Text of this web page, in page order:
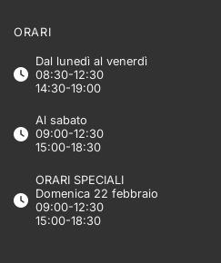
ORARI
Dal lunedì al venerdì
08:30-12:30
14:30-19:00
Al sabato
09:00-12:30
15:00-18:30
ORARI SPECIALI
Domenica 22 febbraio
09:00-12:30
15:00-18:30